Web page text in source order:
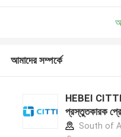
আমাদের সম্পর্কে
HEBEI
প্রস্তুতকারক
South of